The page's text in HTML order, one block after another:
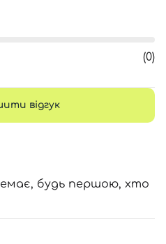
(0)
відгук
будь першою, хто